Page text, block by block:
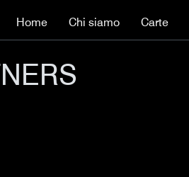
Home Chi siamo Carte